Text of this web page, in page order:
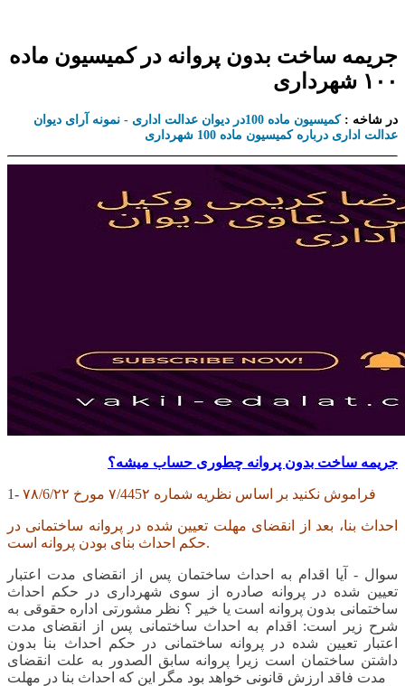
جریمه ساخت بدون پروانه در کمیسیون ماده
۱۰۰ شهرداری
در شاخه :
کمیسیون ماده 100در دیوان عدالت اداری - نمونه آرای دیوان
عدالت اداری درباره کمیسیون ماده 100 شهرداری
جریمه ساخت بدون پروانه چطوری حساب میشه؟
1- فراموش نکنید بر اساس نظریه شماره ۷/445٢ مورخ ۷٨/6/٢٢
احداث بنا، بعد از انقضای مهلت تعیین شده در پروانه ساختمانی در
حکم احداث بنای بودن پروانه است.
سوال - آیا اقدام به احداث ساختمان پس از انقضای مدت اعتبار
تعیین شده در پروانه صادره از سوی شهرداری در حکم احداث
ساختمانی بدون پروانه است یا خیر ؟ نظر مشورتی اداره حقوقی به
شرح زیر است: اقدام به احداث ساختمانی پس از انقضای مدت
اعتبار تعیین شده در پروانه ساختمانی در حکم احداث بنا بدون
داشتن ساختمان است زیرا پروانه سابق الصدور به علت انقضای
مدت فاقد ارزش قانونی خواهد بود مگر این که احداث بنا در مهلت